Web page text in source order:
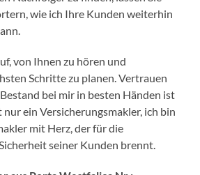
wie ich Ihre Kunden weiterhin
von Ihnen zu hören und
Schritte zu planen. Vertrauen
bei mir in besten Händen ist
ein Versicherungsmakler, ich bin
mit Herz, der für die
seiner Kunden brennt.